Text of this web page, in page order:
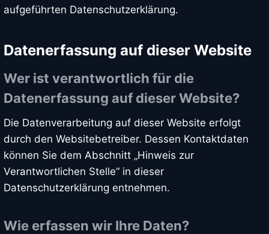
aufgeführten Datenschutzerklärung.
Datenerfassung auf dieser Website
Wer ist verantwortlich für die
Datenerfassung auf dieser Website?
Die Datenverarbeitung auf dieser Website erfolgt
durch den Websitebetreiber. Dessen Kontaktdaten
können Sie dem Abschnitt „Hinweis zur
Verantwortlichen Stelle“ in dieser
Datenschutzerklärung entnehmen.
Wie erfassen wir Ihre Daten?